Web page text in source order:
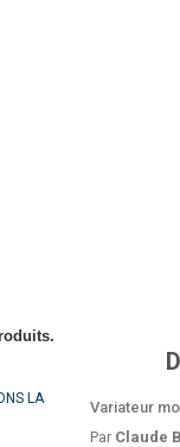
LA
Variateur
Par Claude